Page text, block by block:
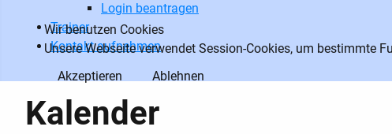
Login beantragen
Trainer
Kontakt aufnehmen
Kalender
Wir benutzen Cookies
Unsere Webseite verwendet Session-Cookies, um bestimmte
Akzeptieren
Ablehnen